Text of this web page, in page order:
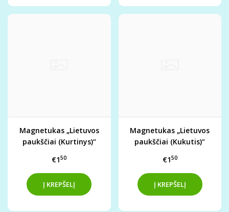
Magnetukas „Lietuvos
paukščiai (Kurtinys)“
€150
Magnetukas „Lietuvos
paukščiai (Kukutis)“
€150